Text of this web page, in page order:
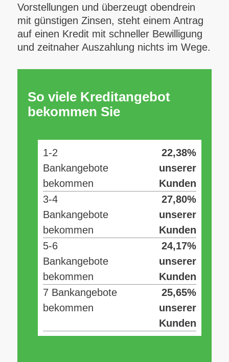
Vorstellungen und überzeugt obendrein
mit günstigen Zinsen, steht einem Antrag
auf einen Kredit mit schneller Bewilligung
und zeitnaher Auszahlung nichts im Wege.
So viele Kreditangebot
bekommen Sie
1-2
Bankangebote
bekommen
22,38%
unserer
Kunden
3-4
Bankangebote
bekommen
27,80%
unserer
Kunden
5-6
Bankangebote
bekommen
24,17%
unserer
Kunden
7 Bankangebote
bekommen
25,65%
unserer
Kunden